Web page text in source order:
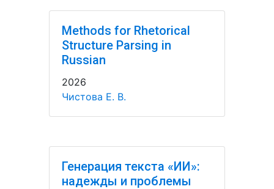
Methods for Rhetorical
Structure Parsing in
Russian
2026
Чистова Е. В.
Генерация текста «ИИ»:
надежды и проблемы